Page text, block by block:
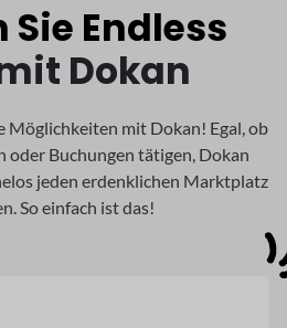
Endless
Dokan
Möglichkeiten mit Dokan! Egal, ob
oder Buchungen tätigen, Dokan
jeden erdenklichen Marktplatz
So einfach ist das!